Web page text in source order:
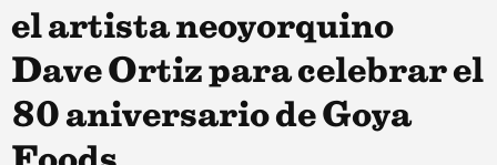
el artista neoyorquino
Dave Ortiz para celebrar el
80 aniversario de Goya